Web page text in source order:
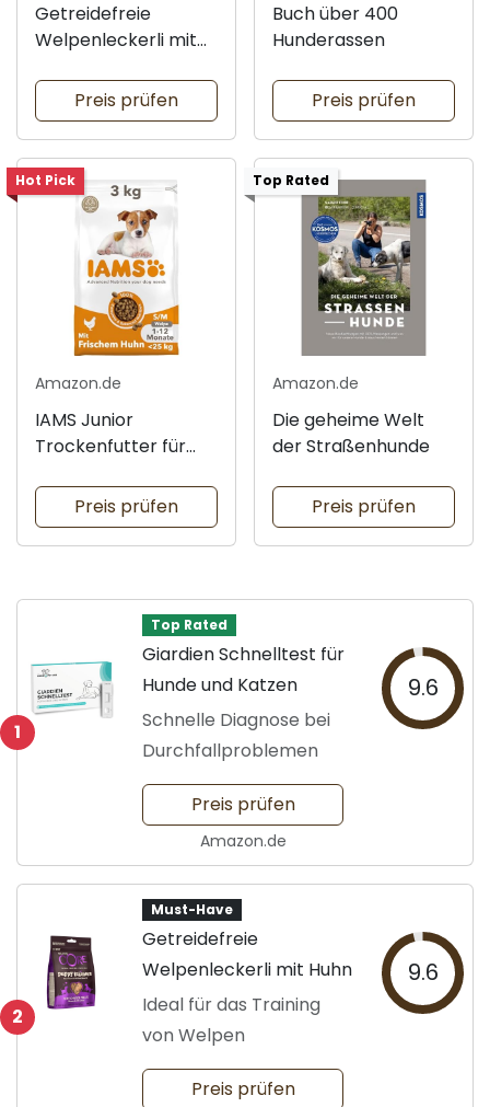
Getreidefreie
Welpenleckerli mit
Preis prüfen
Buch über 400
Hunderassen
Preis prüfen
Hot Pick
Amazon.de
IAMS Junior
Trockenfutter für
Preis prüfen
Top Rated
Amazon.de
Die geheime Welt
der Straßenhunde
Preis prüfen
1
Top Rated
Giardien Schnelltest für
Hunde und Katzen
Schnelle Diagnose bei
Durchfallproblemen
9.6
Preis prüfen
Amazon.de
2
Must-Have
Getreidefreie
Welpenleckerli mit Huhn
Ideal für das Training
von Welpen
9.6
Preis prüfen